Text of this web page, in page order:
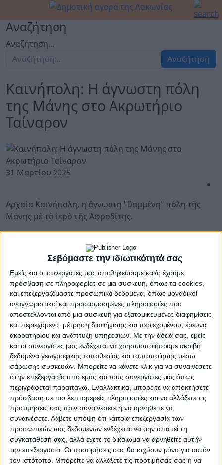
Σεβόμαστε την ιδιωτικότητά σας
Εμείς και οι συνεργάτες μας αποθηκεύουμε και/ή έχουμε
πρόσβαση σε πληροφορίες σε μια συσκευή, όπως τα cookies,
και επεξεργαζόμαστε προσωπικά δεδομένα, όπως μοναδικοί
αναγνωριστικοί και προσαρμοσμένες πληροφορίες που
αποστέλλονται από μια συσκευή για εξατομικευμένες διαφημίσεις
και περιεχόμενο, μέτρηση διαφήμισης και περιεχομένου, έρευνα
ακροατηρίου και ανάπτυξη υπηρεσιών. Με την άδειά σας, εμείς
και οι συνεργάτες μας ενδέχεται να χρησιμοποιήσουμε ακριβή
δεδομένα γεωγραφικής τοποθεσίας και ταυτοποίησης μέσω
σάρωσης συσκευών. Μπορείτε να κάνετε κλικ για να συναινέσετε
στην επεξεργασία από εμάς και τους συνεργάτες μας όπως
περιγράφεται παραπάνω. Εναλλακτικά, μπορείτε να αποκτήσετε
πρόσβαση σε πιο λεπτομερείς πληροφορίες και να αλλάξετε τις
προτιμήσεις σας πριν συναινέσετε ή να αρνηθείτε να
συναινέσετε. Λάβετε υπόψη ότι κάποια επεξεργασία των
προσωπικών σας δεδομένων ενδέχεται να μην απαιτεί τη
συγκατάθεσή σας, αλλά έχετε το δικαίωμα να αρνηθείτε αυτήν
την επεξεργασία. Οι προτιμήσεις σας θα ισχύουν μόνο για αυτόν
τον ιστότοπο. Μπορείτε να αλλάξετε τις προτιμήσεις σας ή να
Αναζήτηση
Αναζήτηση...
Αναζήτηση
Καινήπολη: Η άγνωστη πόλη
της Μάνης στο Ακρωτήριο
Ταίναρον
31 Μαρτίου 2025
Αρχαία Καινήπολη, η ἄγνωστη "θαμμένη" πόλη τῆς
Μάνης μὲ τὸ ἱερὸ τῆς Ἀφροδίτης.
πόλη τῆς Μάνης, τὴν ἀρχαία Καινήπολη. Στις
φωτογραφίες βλέπουμε ὅτι ἔχει ἀπομείνει ἀπὸ τὸ
ἱερὸ τῆς θεᾶς Ἀφροδίτης, ποὺ δέσποζε στὴν περιοχὴ
κατὰ τοὺς ἀρχαίους χρόνους.
Ἡ Καινήπολις συνιστοῦσε ἀρχαία πόλη της Λακωνίας
ποὺ βρισκόταν κοντὰ στὸ ἀκρωτήριο Ταίναρο. Ὅπως
μᾶς ἀναφέρει ὁ Παυσανίας στὴν πόλη, κοντὰ στὴν
παραλία, ὑπῆρχε ὁ ναὸς τῆς Ἀφροδίτης καὶ ὄρθιο
ἄγαλμα της ἀπὸ μάρμαρο, καθὼς καὶ μέγαρο τῆς θεᾶς
Δήμητρας.
Ἡ Καινήπολις ἀπεῖχε θαλάσσιο ταξίδι 40 σταδίων ἀπὸ
τὸ ἀκρωτήριο Ταίναρο, ἐνῷ σὲ παλαιότερους χρόνους
ὀνομαζόταν καὶ αὐτὴ Ταίναρο. Ἡ πόλη ἦταν μία ἐκ τῶν
18 των Ἔλευθερολακωνων. Δυστυχῶς, μόνο τὰ δομικὰ
ὑλικὰ τῶν ἀρχαίων ναῶν εἶναι ἐμφανῆ σήμερα.